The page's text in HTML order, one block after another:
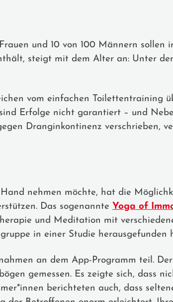
und 10 von 100 Männern sollen
steigt mit dem Alter an: Unter
vom einfachen Toilettentraining
Erfolge nicht garantiert – und
Dranginkontinenz verschrieben,
nehmen möchte, hat die
Das sogenannte Yoga of
und Meditation mit
in einer Studie herausgefunden
an dem App-Programm teil.
gemessen. Es zeigte sich, dass
berichteten auch, dass